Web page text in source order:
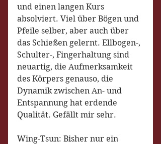
und einen langen Kurs
absolviert. Viel über Bögen und
Pfeile selber, aber auch über
das Schießen gelernt. Ellbogen-,
Schulter-, Fingerhaltung sind
neuartig, die Aufmerksamkeit
des Körpers genauso, die
Dynamik zwischen An- und
Entspannung hat erdende
Qualität. Gefällt mir sehr.
Wing-Tsun: Bisher nur ein